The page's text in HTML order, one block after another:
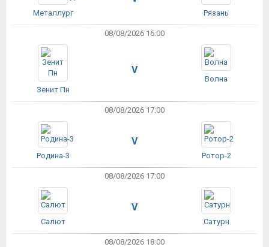
Металлург Рязань
08/08/2026 16:00
Зенит Пн
V
Волна
08/08/2026 17:00
Родина-3
V
Ротор-2
08/08/2026 17:00
Салют
V
Сатурн
08/08/2026 18:00